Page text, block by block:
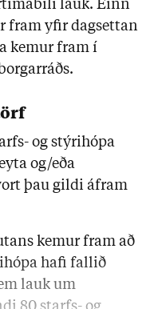
lauk. Einn
fram yfir dagsettan
kemur fram í
og stýrihópa
og/eða
þau gildi áfram
kemur fram að
hafi fallið
lauk um